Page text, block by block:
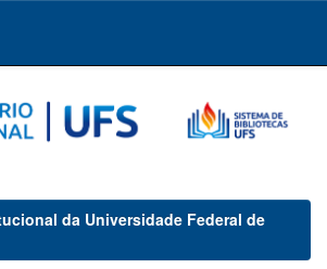
da Universidade Federal de